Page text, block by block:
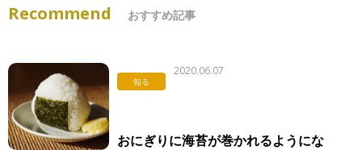
Recommend おすすめ記事
知る
2020.06.07
おにぎりに海苔が巻かれるようにな